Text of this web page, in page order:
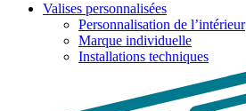
Valises personnalisées
Personnalisation de l’intérieur
Marque individuelle
Installations techniques